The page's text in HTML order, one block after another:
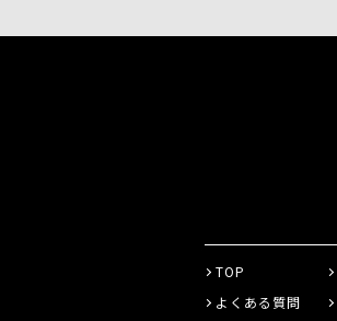
TOP
よくある質問